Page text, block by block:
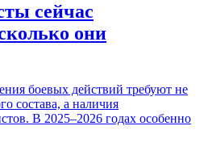
сейчас
они
боевых действий требуют не
состава, а наличия
В 2025–2026 годах особенно